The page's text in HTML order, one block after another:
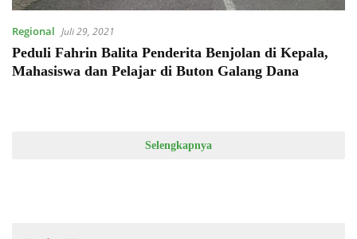
Regional Juli 29, 2021
Peduli Fahrin Balita Penderita Benjolan di Kepala,
Mahasiswa dan Pelajar di Buton Galang Dana
Selengkapnya